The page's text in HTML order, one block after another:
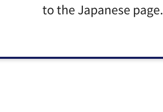
to the Japanese page.